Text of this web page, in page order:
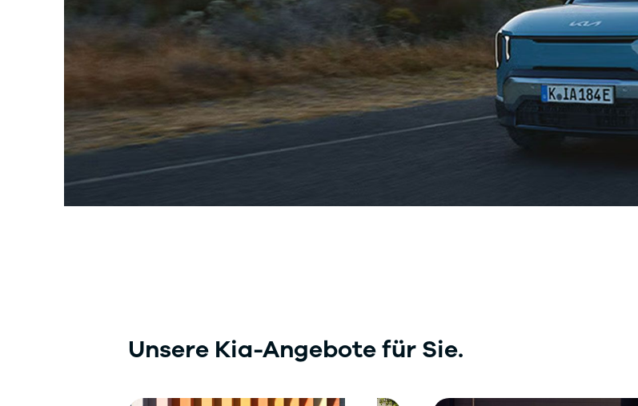
Unsere Kia-Angebote für Sie.